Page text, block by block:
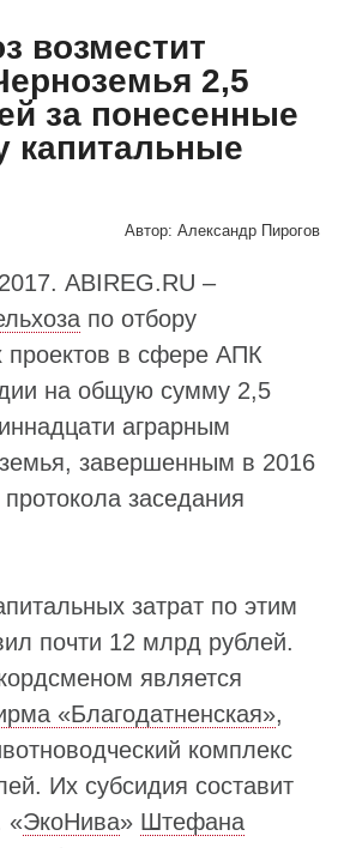
возместит
2,5
за понесенные
капитальные
Автор: Александр Пирогов
ABIREG.RU –
по отбору
проектов в сфере АПК
на общую сумму 2,5
аграрным
завершенным в 2016
протокола заседания
затрат по этим
почти 12 млрд рублей.
является
«Благодатненская»,
комплекс
Их субсидия составит
«ЭкоНива» Штефана